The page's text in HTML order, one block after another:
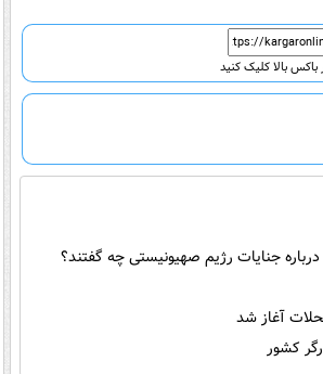
باکس بالا کلیک کنید
جنایات رژیم صهیونیستی چه گفتند؟
آغاز شد
کشور